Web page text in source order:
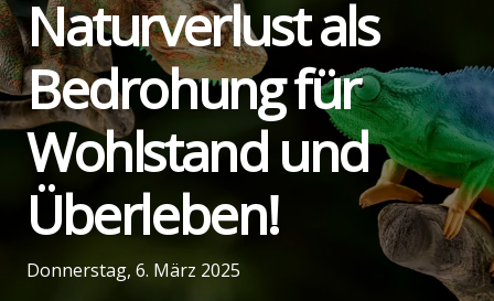
Natur­ver­lust als
Bedro­hung für
Wohl­stand und
Über­le­ben!
Donnerstag, 6. März 2025